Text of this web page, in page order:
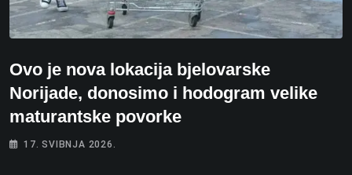
Ovo je nova lokacija bjelovarske
Norijade, donosimo i hodogram velike
maturantske povorke
17. SVIBNJA 2026.